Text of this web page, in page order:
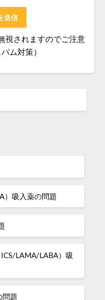
視されますのでご注意
ム対策）
）吸入薬の問題
ICS/LAMA/LABA）吸
問題